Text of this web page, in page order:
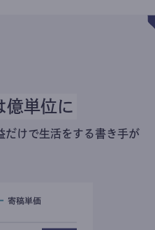
億単位に
けで生活をする書き手が